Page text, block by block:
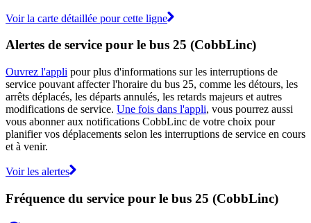
Voir la carte détaillée pour cette ligne
Alertes de service pour le bus 25 (CobbLinc)
Ouvrez l'appli pour plus d'informations sur les interruptions de
service pouvant affecter l'horaire du bus 25, comme les détours, les
arrêts déplacés, les départs annulés, les retards majeurs et autres
modifications de service. Une fois dans l'appli, vous pourrez aussi
vous abonner aux notifications CobbLinc de votre choix pour
planifier vos déplacements selon les interruptions de service en cours
et à venir.
Voir les alertes
Fréquence du service pour le bus 25 (CobbLinc)